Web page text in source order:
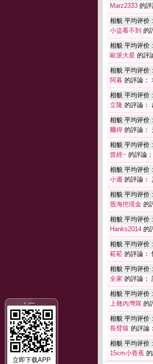
立即下载APP
Marz2333 的
相貌 平均评价 :
小盜看不到 的
相貌 平均评价 :
歐派大星 的評
相貌 平均评价 :
阿暮 的評論：
相貌 平均评价 :
立隆 的評論：
相貌 平均评价 :
爾得 的評論：
相貌 平均评价 :
曾經~ 的評論：
相貌 平均评价 :
小週 的評論：
相貌 平均评价 :
股海挖現金 的
相貌 平均评价 :
Hanks2014 的
相貌 平均评价 :
菘菘 的評論：
相貌 平均评价 :
全家 的評論：
相貌 平均评价 :
上翹內灣屌 的
相貌 平均评价 :
長臂猿 的評論
相貌 平均评价 :
15cm小香蕉